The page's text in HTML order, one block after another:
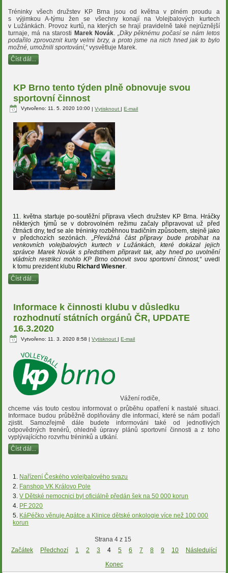
Tréninky všech družstev KP Brna jsou od května v plném proudu a
s výjimkou A-týmu žen se všechny konají na Volejbalových kurtech
v Lužánkách. Provoz kurtů, na kterých se hrají pravidelně také nejrůznější
turnaje, má na starosti Marek Novák
„Díky pěknému počasí se nám letos
podařilo zprovoznit kurty velmi brzy, a proto jsme na nich hned jak to bylo
možné, umožnili sportování,“vysvětluje Marek.
Číst dál...
KP Brno tento týden plně obnovuje svou
sportovní činnost
Vytvořeno: 11. 5. 2020 10:00 |Vytisknout|E-mail
května startuje po-soutěžní příprava všech družstev KP Brna. Hráčky
některých týmů se v dobrovolném režimu začaly připravovat už před
čtrnácti dny, teď se ale tréninky rozběhnou tradičním způsobem, stejně jako
v předchozích sezónách. „Převážná část přípravy bude probíhat na
venkovních volejbalových kurtech v Lužánkách, které dokázal jejich
správce Marek Novák s předstihem připravit tak, aby hned po uvolnění
vládních restrikci mohlo KP Brno obnovit svou sportovní činnost,“uvedl
k tomu prezident klubu Richard Wiesner.
Číst dál...
Informace k činnosti klubu v důsledku
rozhodnutí státních orgánů ČR, UPDATE
16.3.2020
Vytvořeno: 11. 3. 2020 8:58 |Vytisknout|E-mail
Vážení rodiče,
chceme vás touto cestou informovat o průběhu opatření k nastalé situaci.
Informace budou průběžně doplňovány dle informací, které se nám podaří
zjistit. Samozřejmě dále budete informováni také od jednotlivých
odpovědných trenérů, ohledně úpravy plánů sportovní činnosti a z toho
vyplývajícícho rozvrhu tréninků a utkání.
Číst dál...
Nařízení Českého volejbalového svazu
Fanshop VK Královo Pole
V Dětské nemocnici byl oficiálně předán šek na 50 000 korun
PF 2020
KáPéčko věnuje Agátce a Klinice dětské onkologie více než 100 000
korun
Strana 4 z 15
Začátek
Předchozí 1 2 3 4 5 6 7 8 9 10
Následující
Konec